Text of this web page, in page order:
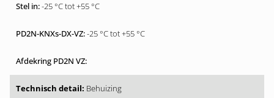
-25 °C tot +55 °C
-25 °C tot +55 °C
Behuizing